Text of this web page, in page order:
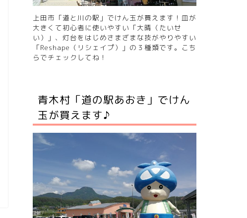
上田市「道と川の駅」でけん玉が買えます！皿が
大きくて初心者に使いやすい「大晴（たいせ
い）」、灯台をはじめさまざまな技がやりやすい
「Reshape（リシェイプ）」の３種類です。
こち
らでチェックしてね！
青木村「道の駅あおき」でけん
玉が買えます♪